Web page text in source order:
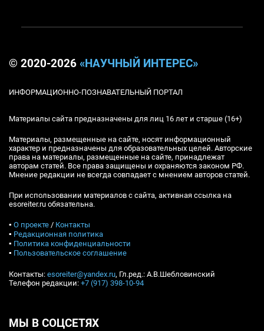
© 2020-2026 «НАУЧНЫЙ ИНТЕРЕС»
ИНФОРМАЦИОННО-ПОЗНАВАТЕЛЬНЫЙ ПОРТАЛ
Материалы сайта предназначены для лиц 16 лет и старше (16+)
Материалы, размещенные на сайте, носят информационный
характер и предназначены для образовательных целей. Авторские
права на материалы, размещенные на сайте, принадлежат
авторам статей. Все права защищены и охраняются законом РФ.
Мнение редакции не всегда совпадает с мнением авторов статей.
При использовании материалов с сайта, активная ссылка на
esoreiter.ru обязательна.
▪ О проекте / Контакты
▪ Редакционная политика
▪ Политика конфиденциальности
▪ Пользовательское соглашение
Контакты: esoreiter@yandex.ru, Гл.ред.: А.В.Шебловинский
Телефон редакции: +7 (917) 398-10-94
МЫ В СОЦСЕТЯХ